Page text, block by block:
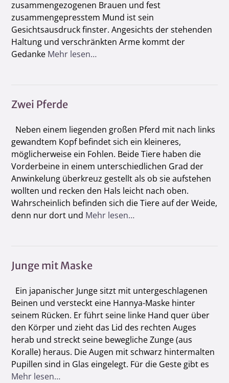
zusammengezogenen Brauen und fest
zusammengepresstem Mund ist sein
Gesichtsausdruck finster. Angesichts der stehenden
Haltung und verschränkten Arme kommt der
Gedanke Mehr lesen…
Zwei Pferde
Neben einem liegenden großen Pferd mit nach links
gewandtem Kopf befindet sich ein kleineres,
möglicherweise ein Fohlen. Beide Tiere haben die
Vorderbeine in einem unterschiedlichen Grad der
Anwinkelung überkreuz gestellt als ob sie aufstehen
wollten und recken den Hals leicht nach oben.
Wahrscheinlich befinden sich die Tiere auf der Weide,
denn nur dort und Mehr lesen…
Junge mit Maske
Ein japanischer Junge sitzt mit untergeschlagenen
Beinen und versteckt eine Hannya-Maske hinter
seinem Rücken. Er führt seine linke Hand quer über
den Körper und zieht das Lid des rechten Auges
herab und streckt seine bewegliche Zunge (aus
Koralle) heraus. Die Augen mit schwarz hintermalten
Pupillen sind in Glas eingelegt. Für die Geste gibt es
Mehr lesen…